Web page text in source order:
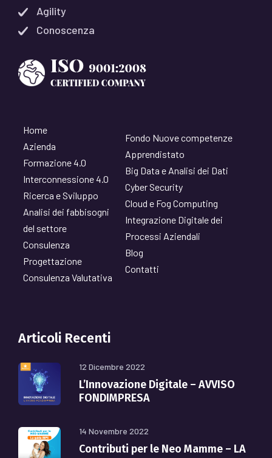
Agility
Conoscenza
Home
Azienda
Formazione 4.0
Interconnessione 4.0
Ricerca e Sviluppo
Analisi dei fabbisogni
del settore
Consulenza
Progettazione
Consulenza Valutativa
Fondo Nuove competenze
Apprendistato
Big Data e Analisi dei Dati
Cyber Security
Cloud e Fog Computing
Integrazione Digitale dei
Processi Aziendali
Blog
Contatti
Articoli Recenti
12 Dicembre 2022
L’Innovazione Digitale – AVVISO
FONDIMPRESA
14 Novembre 2022
Contributi per le Neo Mamme – LA